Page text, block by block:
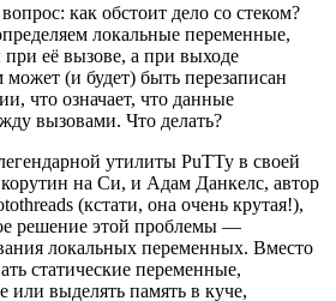
как обстоит дело со стеком?
локальные переменные,
её вызове, а при выходе
(и будет) быть перезаписан
что означает, что данные
вызовами. Что делать?
утилиты PuTTy в своей
на Си, и Адам Данкелс, автор
(кстати, она очень крутая!),
решение этой проблемы —
локальных переменных. Вместо
статические переменные,
или выделять память в куче,